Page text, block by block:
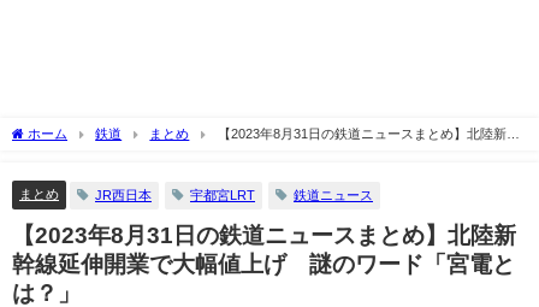
ホーム 鉄道 まとめ
【2023年8月31日の鉄道ニュースまとめ】北陸新幹
まとめ JR西日本 宇都宮LRT 鉄道ニュース
【2023年8月31日の鉄道ニュースまとめ】北陸新
幹線延伸開業で大幅値上げ 謎のワード「宮電と
は？」